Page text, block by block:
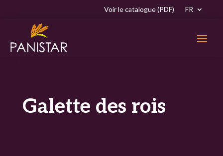
Voir le catalogue (PDF) FR
Galette des rois